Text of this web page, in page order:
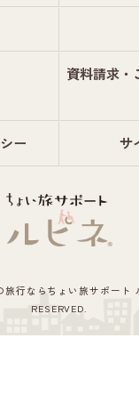
資料請求・
ー サ
行ならちょい旅サポート
RESERVED.